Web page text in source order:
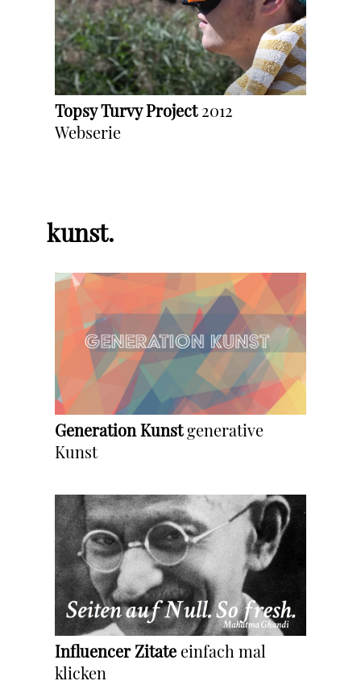
Topsy Turvy Project2012
Webserie
kunst.
Generation Kunstgenerative
Kunst
Influencer Zitate einfach mal
klicken